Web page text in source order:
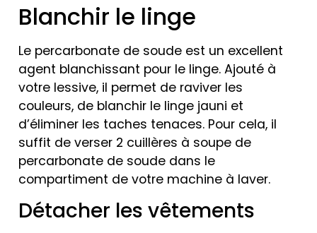
Blanchir le linge
Le percarbonate de soude est un excellent
agent blanchissant pour le linge. Ajouté à
votre lessive, il permet de raviver les
couleurs, de blanchir le linge jauni et
d’éliminer les taches tenaces. Pour cela, il
suffit de verser 2 cuillères à soupe de
percarbonate de soude dans le
compartiment de votre machine à laver.
Détacher les vêtements